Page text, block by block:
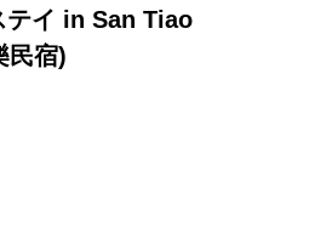
テイ in San Tiao
民宿)